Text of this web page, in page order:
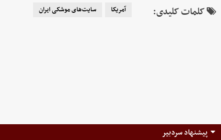
کلمات کلیدی: آمریکا سایت‌های موشکی ایران
پیشنهاد سردبیر